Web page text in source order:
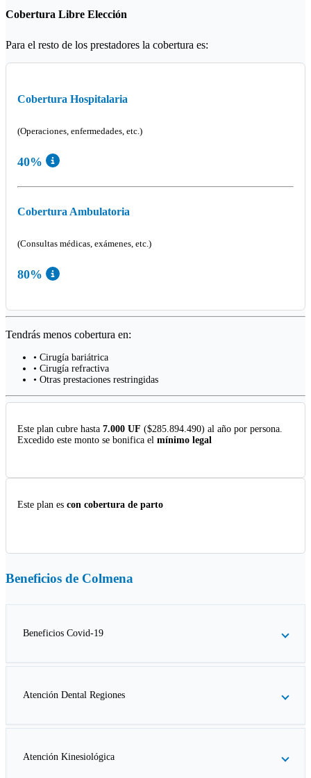
Cobertura Libre Elección
Para el resto de los prestadores la cobertura es:
Cobertura Hospitalaria
(Operaciones, enfermedades, etc.)
40%
Cobertura Ambulatoria
(Consultas médicas, exámenes, etc.)
80%
Tendrás menos cobertura en:
• Cirugía bariátrica
• Cirugía refractiva
• Otras prestaciones restringidas
Este plan cubre hasta 7.000 UF ($285.894.490) al año por persona.
Excedido este monto se bonifica el mínimo legal
Este plan es con cobertura de parto
Beneficios de Colmena
Beneficios Covid-19
Atención Dental Regiones
Atención Kinesiológica